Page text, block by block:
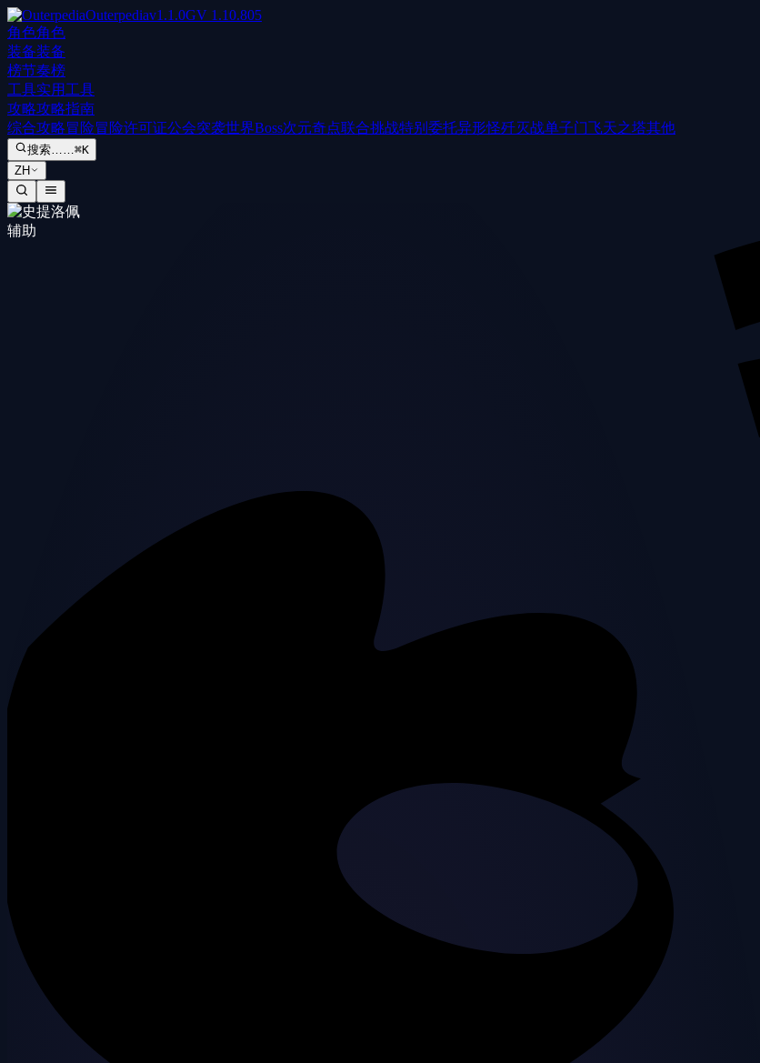
Outerpediav1.1.0GV 1.10.805
角色角色
装备装备
榜节奏榜
工具实用工具
攻略攻略指南
综合攻略冒险冒险许可证公会突袭世界Boss次元奇点联合挑战特别委托异形怪歼灭战单子门飞天之塔其他
搜索……⌘K
ZH
辅助